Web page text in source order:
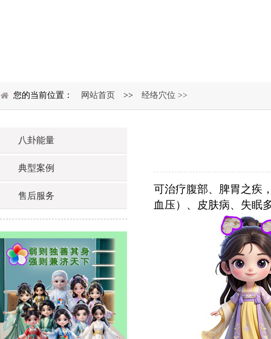
您的当前位置： 网站首页 >> 经络穴位 >>
八卦能量
典型案例
售后服务
可治疗腹部、脾胃之疾
血压）、皮肤病、失眠